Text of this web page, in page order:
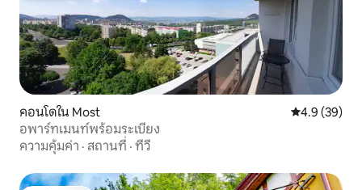
คอนโดใน Most คะแนนเฉลี่ย
4.9 (39)
อพาร์ทเมนท์พร้อมระเบียง
ความคุ้มค่า · สถานที่ · ทีวี